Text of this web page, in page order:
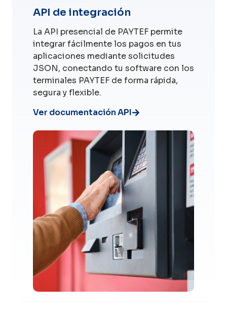
API de integración
La API presencial de PAYTEF permite
integrar fácilmente los pagos en tus
aplicaciones mediante solicitudes
JSON, conectando tu software con los
terminales PAYTEF de forma rápida,
segura y flexible.
Ver documentación API